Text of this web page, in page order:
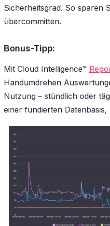
Sicherheitsgrad. So sparen
übercommitten.
Bonus-Tipp:
Mit Cloud Intelligence™
Handumdrehen
Nutzung – stündlich oder
einer fundierten